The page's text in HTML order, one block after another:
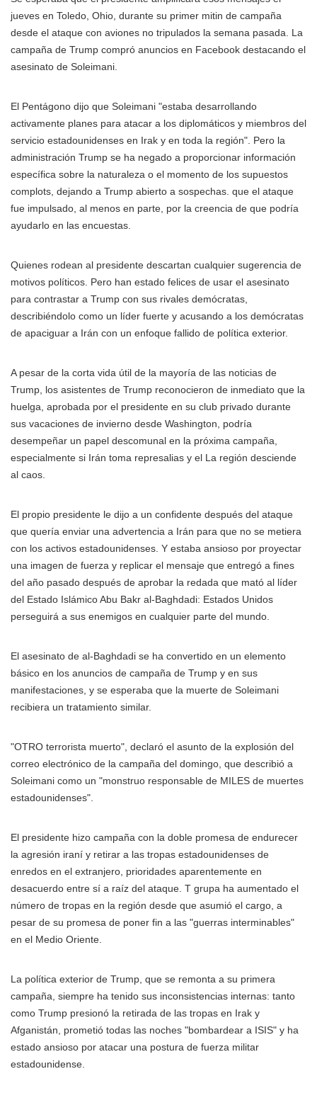
jueves en Toledo, Ohio, durante su primer mitin de campaña
desde el ataque con aviones no tripulados la semana pasada. La
campaña de Trump compró anuncios en Facebook destacando el
asesinato de Soleimani.
El Pentágono dijo que Soleimani "estaba desarrollando
activamente planes para atacar a los diplomáticos y miembros del
servicio estadounidenses en Irak y en toda la región". Pero la
administración Trump se ha negado a proporcionar información
específica sobre la naturaleza o el momento de los supuestos
complots, dejando a Trump abierto a sospechas. que el ataque
fue impulsado, al menos en parte, por la creencia de que podría
ayudarlo en las encuestas.
Quienes rodean al presidente descartan cualquier sugerencia de
motivos políticos. Pero han estado felices de usar el asesinato
para contrastar a Trump con sus rivales demócratas,
describiéndolo como un líder fuerte y acusando a los demócratas
de apaciguar a Irán con un enfoque fallido de política exterior.
A pesar de la corta vida útil de la mayoría de las noticias de
Trump, los asistentes de Trump reconocieron de inmediato que la
huelga, aprobada por el presidente en su club privado durante
sus vacaciones de invierno desde Washington, podría
desempeñar un papel descomunal en la próxima campaña,
especialmente si Irán toma represalias y el La región desciende
al caos.
El propio presidente le dijo a un confidente después del ataque
que quería enviar una advertencia a Irán para que no se metiera
con los activos estadounidenses. Y estaba ansioso por proyectar
una imagen de fuerza y replicar el mensaje que entregó a fines
del año pasado después de aprobar la redada que mató al líder
del Estado Islámico Abu Bakr al-Baghdadi: Estados Unidos
perseguirá a sus enemigos en cualquier parte del mundo.
El asesinato de al-Baghdadi se ha convertido en un elemento
básico en los anuncios de campaña de Trump y en sus
manifestaciones, y se esperaba que la muerte de Soleimani
recibiera un tratamiento similar.
"OTRO terrorista muerto", declaró el asunto de la explosión del
correo electrónico de la campaña del domingo, que describió a
Soleimani como un "monstruo responsable de MILES de muertes
estadounidenses".
El presidente hizo campaña con la doble promesa de endurecer
la agresión iraní y retirar a las tropas estadounidenses de
enredos en el extranjero, prioridades aparentemente en
desacuerdo entre sí a raíz del ataque. T grupa ha aumentado el
número de tropas en la región desde que asumió el cargo, a
pesar de su promesa de poner fin a las "guerras interminables"
en el Medio Oriente.
La política exterior de Trump, que se remonta a su primera
campaña, siempre ha tenido sus inconsistencias internas: tanto
como Trump presionó la retirada de las tropas en Irak y
Afganistán, prometió todas las noches "bombardear a ISIS" y ha
estado ansioso por atacar una postura de fuerza militar
estadounidense.